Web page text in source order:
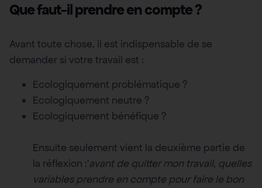
Que faut-il prendre en compte ?
Avant toute chose, il est indispensable de se
demander si votre travail est :
Ecologiquement problématique ?
Ecologiquement neutre ?
Ecologiquement bénéfique ?
Ensuite seulement vient la deuxième partie de
la réflexion :’avant de quitter mon travail, quelles
variables prendre en compte pour faire le bon